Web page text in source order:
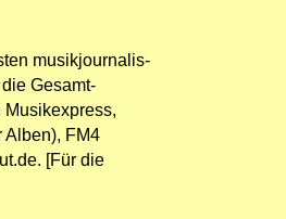
musik­jour­nalis­
Gesamt-
Alben), FM4
[Für die